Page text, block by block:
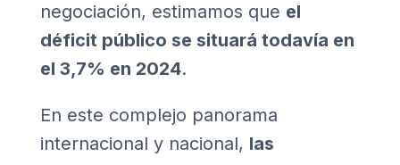
negociación, estimamos que el
déficit público se situará todavía en
el 3,7% en 2024.
En este complejo panorama
internacional y nacional, las